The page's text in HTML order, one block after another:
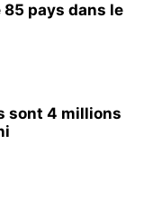
85 pays dans le
sont 4 millions